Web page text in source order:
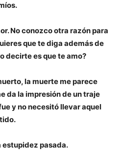
No conozco otra razón para
que te diga además de
decirte es que te amo?
la muerte me parece
da la impresión de un traje
y no necesitó llevar aquel
estupidez pasada.